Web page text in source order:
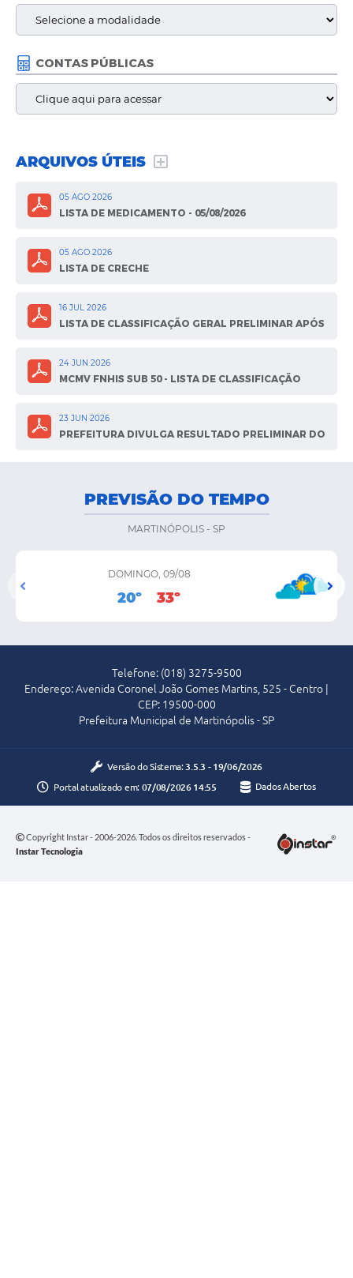
CONTAS PÚBLICAS
ARQUIVOS ÚTEIS
05 AGO 2026
LISTA DE MEDICAMENTO - 05/08/2026
05 AGO 2026
LISTA DE CRECHE
16 JUL 2026
LISTA DE CLASSIFICAÇÃO GERAL PRELIMINAR APÓS
24 JUN 2026
MCMV FNHIS SUB 50 - LISTA DE CLASSIFICAÇÃO
23 JUN 2026
PREFEITURA DIVULGA RESULTADO PRELIMINAR DO
PREVISÃO DO TEMPO
MARTINÓPOLIS - SP
DOMINGO, 09/08
20º 33º
Telefone: (018) 3275-9500
Endereço: Avenida Coronel João Gomes Martins, 525 - Centro |
CEP: 19500-000
Prefeitura Municipal de Martinópolis - SP
Versão do Sistema: 3.5.3 - 19/06/2026
Portal atualizado em: 07/08/2026 14:55 Dados Abertos
Copyright Instar - 2006-2026. Todos os direitos reservados -
Instar Tecnologia